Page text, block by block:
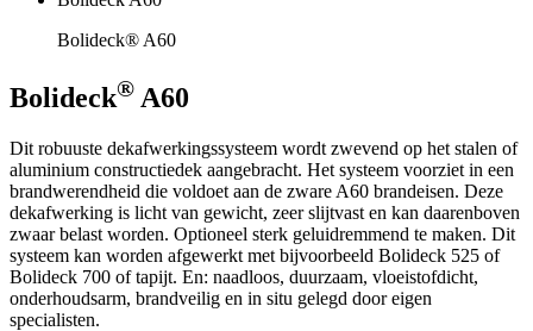
Bolideck® A60
Bolideck® A60
Dit robuuste dekafwerkingssysteem wordt zwevend op het stalen of
aluminium constructiedek aangebracht. Het systeem voorziet in een
brandwerendheid die voldoet aan de zware A60 brandeisen. Deze
dekafwerking is licht van gewicht, zeer slijtvast en kan daarenboven
zwaar belast worden. Optioneel sterk geluidremmend te maken. Dit
systeem kan worden afgewerkt met bijvoorbeeld Bolideck 525 of
Bolideck 700 of tapijt. En: naadloos, duurzaam, vloeistofdicht,
onderhoudsarm, brandveilig en in situ gelegd door eigen
specialisten.